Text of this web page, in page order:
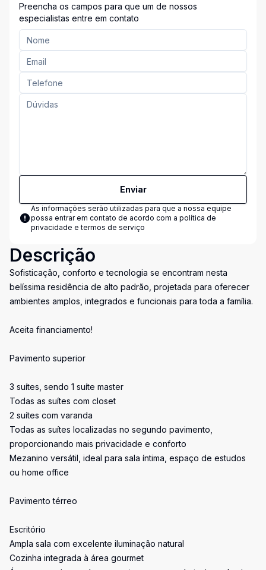
Preencha os campos para que um de nossos
especialistas entre em contato
Enviar
As informações serão utilizadas para que a nossa equipe
possa entrar em contato de acordo com a política de
privacidade e termos de serviço
Descrição
Sofisticação, conforto e tecnologia se encontram nesta
belíssima residência de alto padrão, projetada para oferecer
ambientes amplos, integrados e funcionais para toda a família.
Aceita financiamento!
Pavimento superior
3 suítes, sendo 1 suíte master
Todas as suítes com closet
2 suítes com varanda
Todas as suítes localizadas no segundo pavimento,
proporcionando mais privacidade e conforto
Mezanino versátil, ideal para sala íntima, espaço de estudos
ou home office
Pavimento térreo
Escritório
Ampla sala com excelente iluminação natural
Cozinha integrada à área gourmet